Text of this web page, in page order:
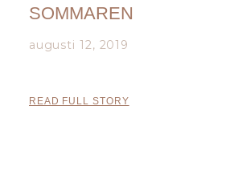
SOMMAREN
augusti 12, 2019
READ FULL STORY